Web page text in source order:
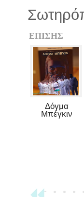
ΕΠΙΣΗΣ
Δόγμα
Μπέγκιν